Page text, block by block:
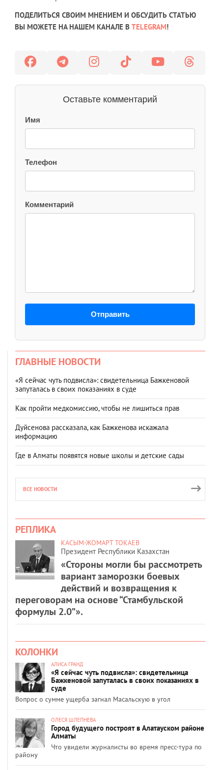
ПОДЕЛИТЬСЯ СВОИМ МНЕНИЕМ И ОБСУДИТЬ СТАТЬЮ
ВЫ МОЖЕТЕ НА НАШЕМ КАНАЛЕ В TELEGRAM!
Оставьте комментарий
Имя
Телефон
Комментарий
Отправить
ГЛАВНЫЕ НОВОСТИ
«Я сейчас чуть подвисла»: свидетельница Бажкеновой
запуталась в своих показаниях в суде
Как пройти медкомиссию, чтобы не лишиться прав
Дуйсенова рассказала, как Бажкенова искажала
информацию
Где в Алматы появятся новые школы и детские сады
ВСЕ НОВОСТИ
РЕПЛИКА
КАСЫМ-ЖОМАРТ ТОКАЕВ
Президент Республики Казахстан
«Стороны могли бы рассмотреть
вариант заморозки боевых
действий и возвращения к
переговорам на основе “Стамбульской
формулы 2.0”».
КОЛОНКИ
АЛИСА ГРАНД
«Я сейчас чуть подвисла»: свидетельница
Бажкеновой запуталась в своих показаниях в
суде
Вопрос о сумме ущерба загнал Масальскую в угол
ОЛЕСЯ ШЛЕПНЕВА
Город будущего построят в Алатауском районе
Алматы
Что увидели журналисты во время пресс-тура по
району